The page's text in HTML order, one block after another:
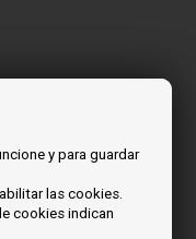
y para guardar
las cookies.
cookies indican